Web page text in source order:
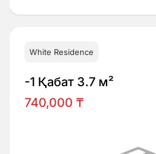
White Residence
-1 Қабат 3.7 м²
740,000 ₸